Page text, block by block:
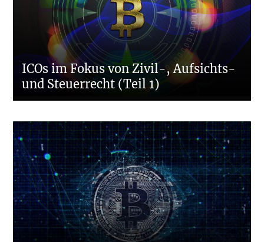
ICOs im Fokus von Zivil-, Aufsichts-
und Steuerrecht (Teil 1)